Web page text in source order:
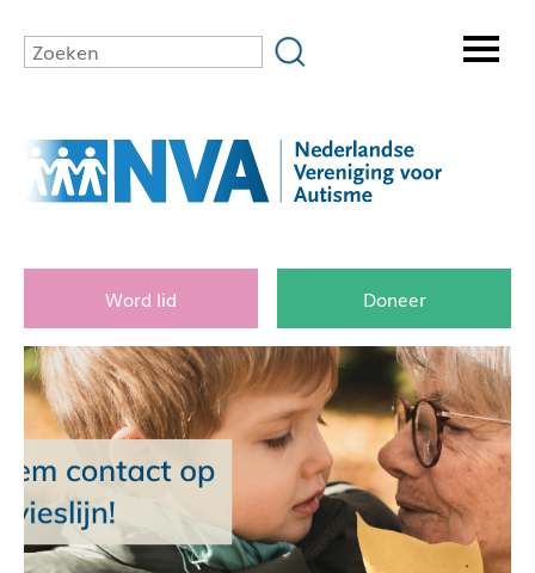
Word lid Doneer